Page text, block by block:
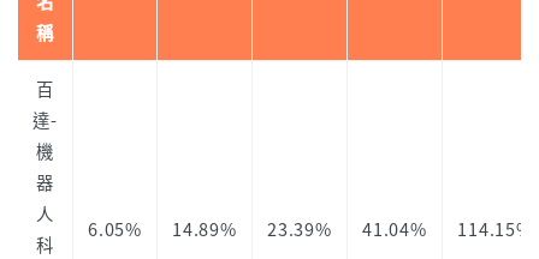
稱
百
達-
機
器
人
科
6.05% 14.89% 23.39% 41.04% 114.15%